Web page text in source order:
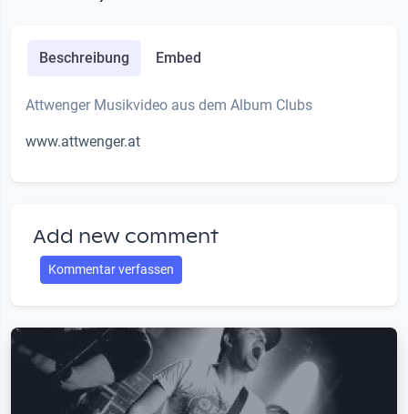
Beschreibung Embed
Attwenger Musikvideo aus dem Album Clubs
www.attwenger.at
Add new comment
Kommentar verfassen